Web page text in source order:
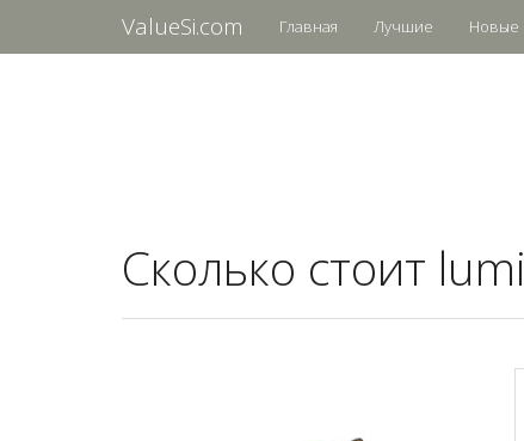
ValueSi.com Главная Лучшие Новые
Сколько стоит